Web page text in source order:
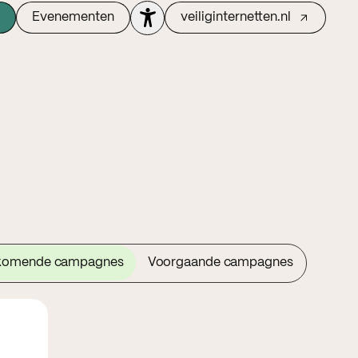
Evenementen veiliginternetten.nl
campagnes Voorgaande campagnes